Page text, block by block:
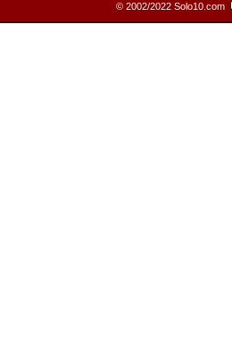
© 2002/2022 Solo10.com